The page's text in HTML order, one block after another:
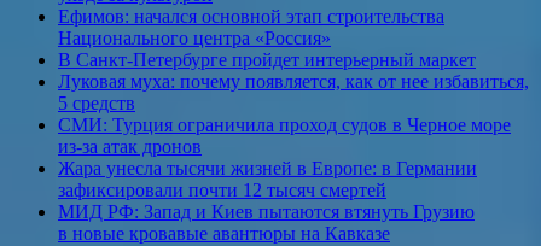
Ефимов: начался основной этап строительства
Национального центра «Россия»
В Санкт-Петербурге пройдет интерьерный маркет
Луковая муха: почему появляется, как от нее избавиться,
5 средств
СМИ: Турция ограничила проход судов в Черное море
из-за атак дронов
Жара унесла тысячи жизней в Европе: в Германии
зафиксировали почти 12 тысяч смертей
МИД РФ: Запад и Киев пытаются втянуть Грузию
в новые кровавые авантюры на Кавказе